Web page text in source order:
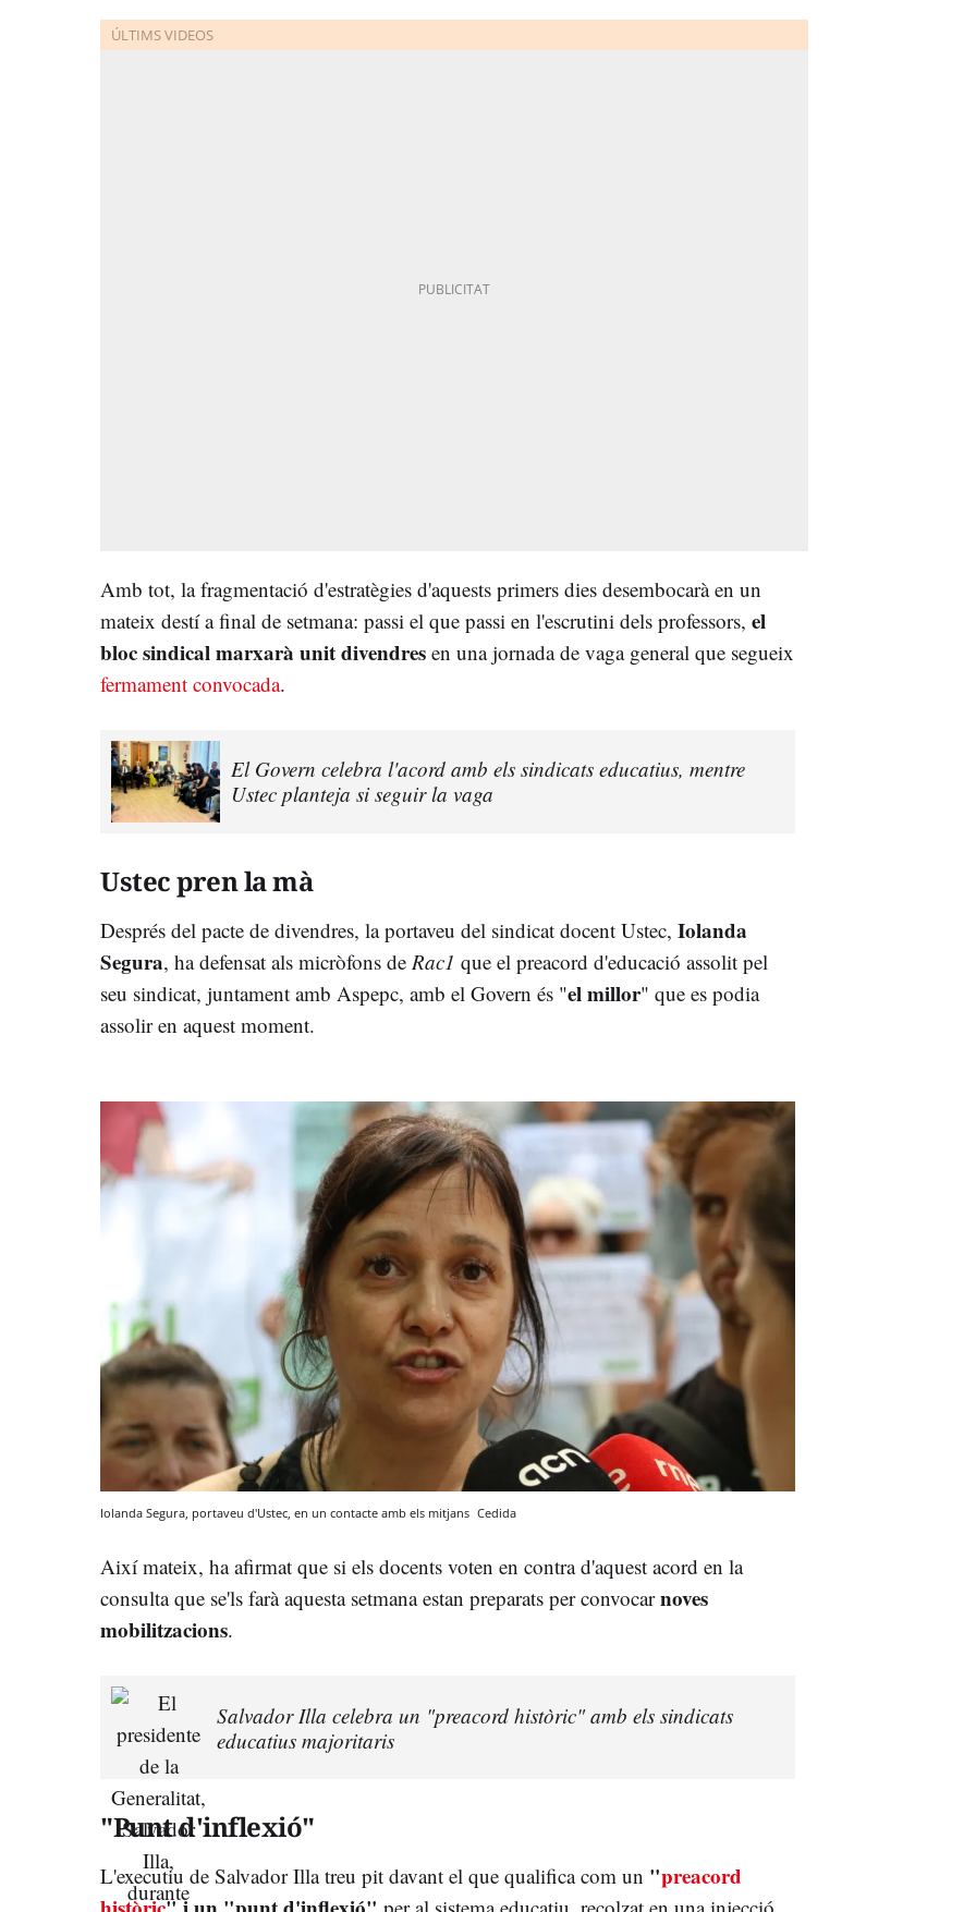
Amb tot, la fragmentació d'estratègies d'aquests primers dies desembocarà en un
mateix destí a final de setmana: passi el que passi en l'escrutini dels professors, el
bloc sindical marxarà unit divendres en una jornada de vaga general que segueix
fermament convocada.
El Govern celebra l'acord amb els sindicats educatius, mentre
Ustec planteja si seguir la vaga
Ustec pren la mà
Després del pacte de divendres, la portaveu del sindicat docent Ustec, Iolanda
Segura, ha defensat als micròfons de Rac1 que el preacord d'educació assolit pel
seu sindicat, juntament amb Aspepc, amb el Govern és "el millor" que es podia
assolir en aquest moment.
Iolanda Segura, portaveu d'Ustec, en un contacte amb els mitjans Cedida
Així mateix, ha afirmat que si els docents voten en contra d'aquest acord en la
consulta que se'ls farà aquesta setmana estan preparats per convocarnoves
mobilitzacions.
Salvador Illa celebra un "preacord històric" amb els sindicats
educatius majoritaris
"Punt d'inflexió"
L'executiu de Salvador Illa treu pit davant el que qualifica com un "preacord